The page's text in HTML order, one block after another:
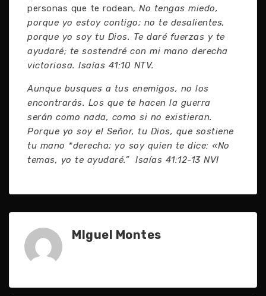
personas que te rodean, No tengas miedo,
porque yo estoy contigo; no te desalientes,
porque yo soy tu Dios. Te daré fuerzas y te
ayudaré; te sostendré con mi mano derecha
victoriosa. Isaías 41:10 NTV.
Aunque busques a tus enemigos, no los
encontrarás. Los que te hacen la guerra
serán como nada, como si no existieran.
Porque yo soy el Señor, tu Dios, que sostiene
tu mano *derecha; yo soy quien te dice: «No
temas, yo te ayudaré.” Isaías 41:12-13 NVI
MIguel Montes